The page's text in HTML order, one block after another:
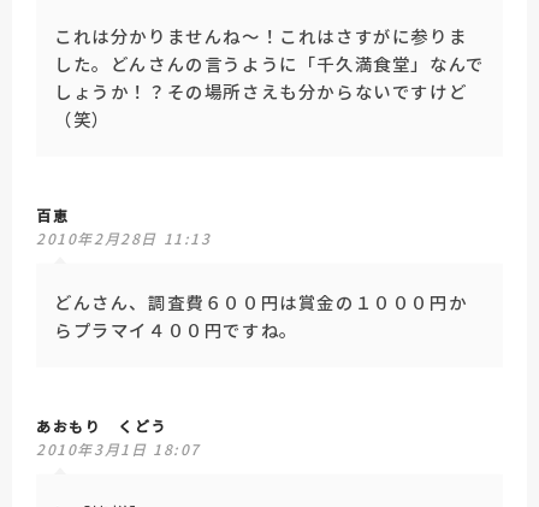
これは分かりませんね～！これはさすがに参りま
した。どんさんの言うように「千久満食堂」なんで
しょうか！？その場所さえも分からないですけど
（笑）
百恵
2010年2月28日 11:13
どんさん、調査費６００円は賞金の１０００円か
らプラマイ４００円ですね。
あおもり くどう
2010年3月1日 18:07